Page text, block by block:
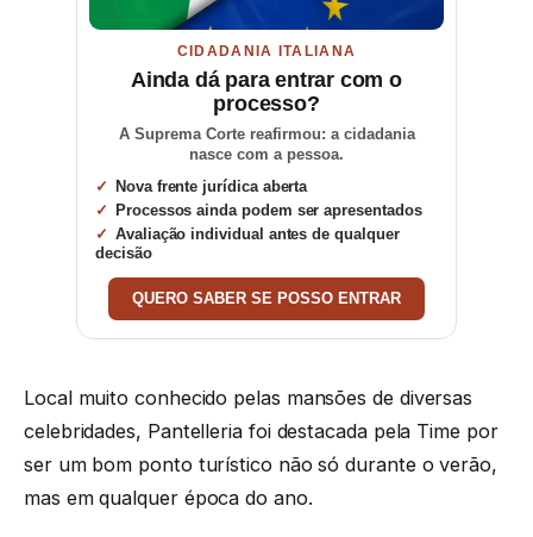
CIDADANIA ITALIANA
Ainda dá para entrar com o
processo?
A Suprema Corte reafirmou: a cidadania
nasce com a pessoa.
Nova frente jurídica aberta
Processos ainda podem ser apresentados
Avaliação individual antes de qualquer
decisão
QUERO SABER SE POSSO ENTRAR
Local muito conhecido pelas mansões de diversas
celebridades, Pantelleria foi destacada pela Time por
ser um bom ponto turístico não só durante o verão,
mas em qualquer época do ano.